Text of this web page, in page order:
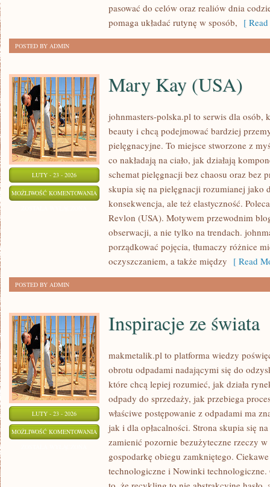
pasować do celów oraz realiów dnia
pomaga układać rutynę w sposób, [
POSTED BY ADMIN
LUTY - 23 - 2026
MOŻLIWOŚĆ KOMENTOWANIA MARY
(USA)
Mary Kay (USA)
johnmasters-polska.pl to serwis dla osób,
beauty i chcą podejmować bardziej
pielęgnacyjne. To miejsce stworzone z
co nakładają na ciało, jak działają
schemat pielęgnacji bez chaosu oraz bez
skupia się na pielęgnacji rozumianej jako
konsekwencja, ale też elastyczność.
Revlon (USA). Motywem przewodnim
obserwacji, a nie tylko na trendach.
porządkować pojęcia, tłumaczy różnice
oczyszczaniem, a także między [ Read
POSTED BY ADMIN
LUTY - 23 - 2026
MOŻLIWOŚĆ KOMENTOWANIA INSPIRACJE
ŚWIATA
Inspiracje ze świata
makmetalik.pl to platforma wiedzy
obrotu odpadami nadającymi się do
które chcą lepiej rozumieć, jak działa
odpady do sprzedaży, jak przebiega
właściwe postępowanie z odpadami ma
jak i dla opłacalności. Strona skupia się
zamienić pozornie bezużyteczne rzeczy
gospodarkę obiegu zamkniętego.
technologiczne i Nowinki technologiczne.